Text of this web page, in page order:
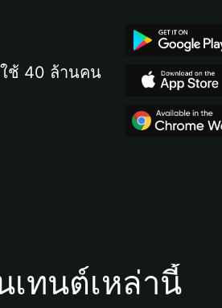
ช้ 40 ล้านคน
ทนต์เหล่านี้